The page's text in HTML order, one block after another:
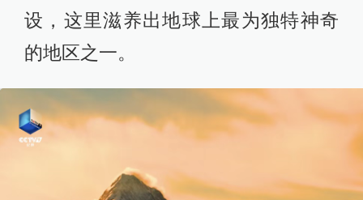
设，这里滋养出地球上最为独特神奇
的地区之一。